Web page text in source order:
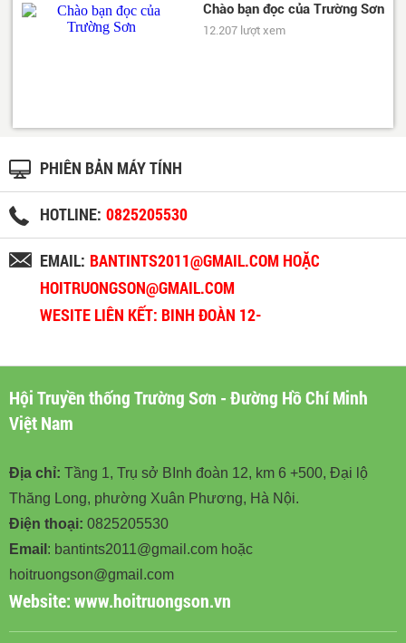
Chào bạn đọc của Trường Sơn
12.207 lượt xem
PHIÊN BẢN MÁY TÍNH
HOTLINE: 0825205530
EMAIL: BANTINTS2011@GMAIL.COM HOẶC
HOITRUONGSON@GMAIL.COM
WESITE LIÊN KẾT: BINH ĐOÀN 12-
Hội Truyền thống Trường Sơn - Đường Hồ Chí Minh
Việt Nam
Địa chỉ: Tầng 1, Trụ sở BInh đoàn 12, km 6 +500, Đại lộ
Thăng Long, phường Xuân Phương, Hà Nội.
Điện thoại: 0825205530
Email : bantints2011@gmail.com hoặc
hoitruongson@gmail.com
Website:www.hoitruongson.vn